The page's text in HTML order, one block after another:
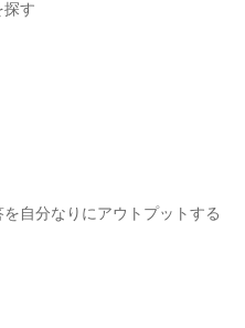
探す
自分なりにアウトプットする